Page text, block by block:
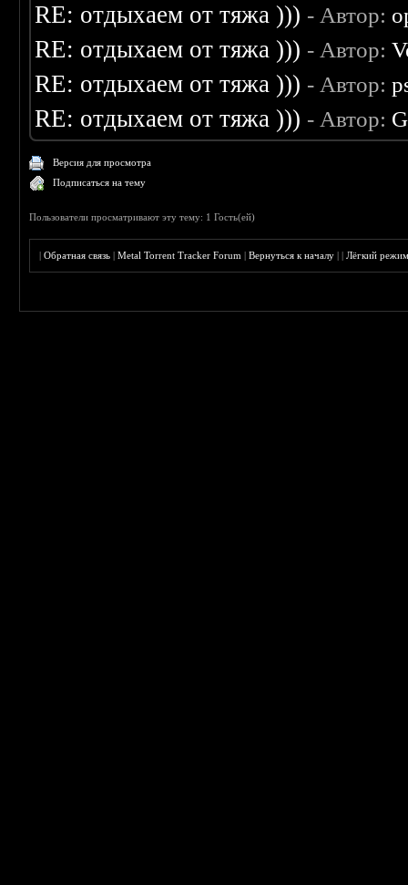
RE: отдыхаем от тяжа ))) - Автор:
RE: отдыхаем от тяжа ))) - Автор:
RE: отдыхаем от тяжа ))) - Автор:
RE: отдыхаем от тяжа ))) - Автор:
Версия для просмотра
Подписаться на тему
Пользователи просматривают эту тему: 1 Гость(ей)
|Обратная связь |Metal Torrent Tracker Forum |Вернуться к началу ||Лёгкий